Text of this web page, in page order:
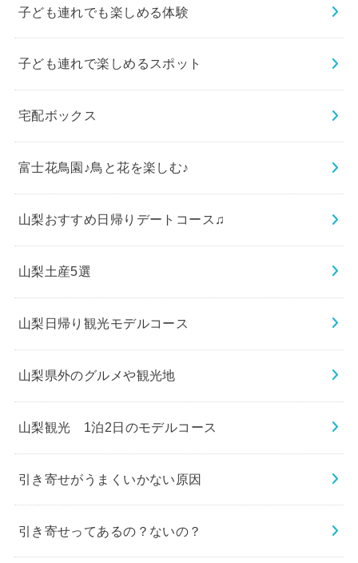
子ども連れでも楽しめる体験
子ども連れで楽しめるスポット
宅配ボックス
富士花鳥園♪鳥と花を楽しむ♪
山梨おすすめ日帰りデートコース♫
山梨土産5選
山梨日帰り観光モデルコース
山梨県外のグルメや観光地
山梨観光 1泊2日のモデルコース
引き寄せがうまくいかない原因
引き寄せってあるの？ないの？